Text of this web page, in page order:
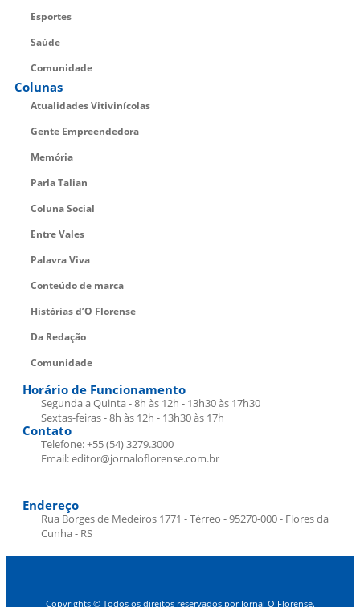
Esportes
Saúde
Comunidade
Colunas
Atualidades Vitivinícolas
Gente Empreendedora
Memória
Parla Talian
Coluna Social
Entre Vales
Palavra Viva
Conteúdo de marca
Histórias d’O Florense
Da Redação
Comunidade
Horário de Funcionamento
Segunda a Quinta - 8h às 12h - 13h30 às 17h30
Sextas-feiras - 8h às 12h - 13h30 às 17h
Contato
Telefone: +55 (54) 3279.3000
Email: editor@jornaloflorense.com.br
Endereço
Rua Borges de Medeiros 1771 - Térreo - 95270-000 - Flores da
Cunha - RS
Copyrights © Todos os direitos reservados por Jornal O Florense.